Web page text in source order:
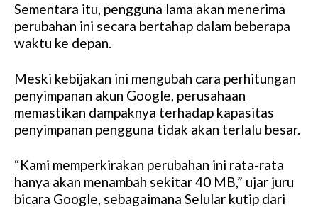
Sementara itu, pengguna lama akan menerima
perubahan ini secara bertahap dalam beberapa
waktu ke depan.
Meski kebijakan ini mengubah cara perhitungan
penyimpanan akun Google, perusahaan
memastikan dampaknya terhadap kapasitas
penyimpanan pengguna tidak akan terlalu besar.
“Kami memperkirakan perubahan ini rata-rata
hanya akan menambah sekitar 40 MB,” ujar juru
bicara Google, sebagaimana Selular kutip dari